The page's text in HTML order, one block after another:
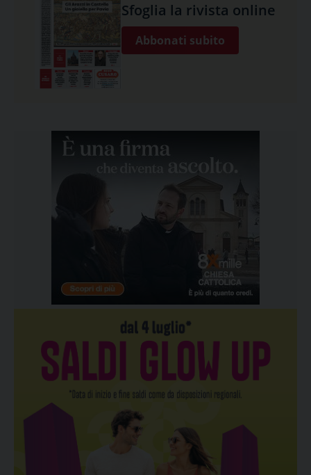
Sfoglia la rivista online
Abbonati subito